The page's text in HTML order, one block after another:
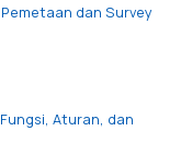
dan Survey
Aturan, dan